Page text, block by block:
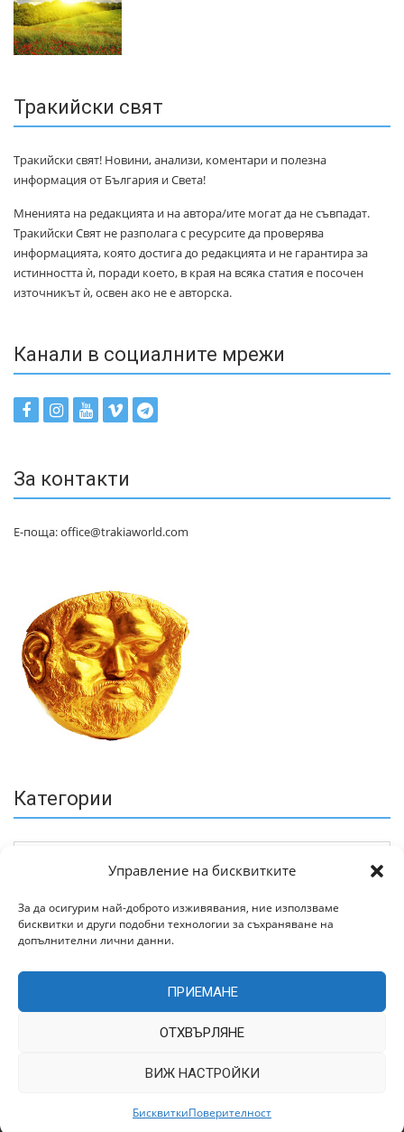
Управление на бисквитките
За да осигурим най-доброто изживявания, ние използваме
бисквитки и други подобни технологии за съхраняване на
допълнителни лични данни.
ПРИЕМАНЕ
ОТХВЪРЛЯНЕ
ВИЖ НАСТРОЙКИ
БисквиткиПоверителност
Тракийски свят
Тракийски свят! Новини, анализи, коментари и полезна
информация от България и Света!
Мненията на редакцията и на автора/ите могат да не съвпадат.
Тракийски Свят не разполага с ресурсите да проверява
информацията, която достига до редакцията и не гарантира за
истинността ѝ, поради което, в края на всяка статия е посочен
източникът ѝ, освен ако не е авторска.
Канали в социалните мрежи
За контакти
Е-поща: office@trakiaworld.com
Категории
Архив
TrakiaWorld.com само с позоваване на източника.